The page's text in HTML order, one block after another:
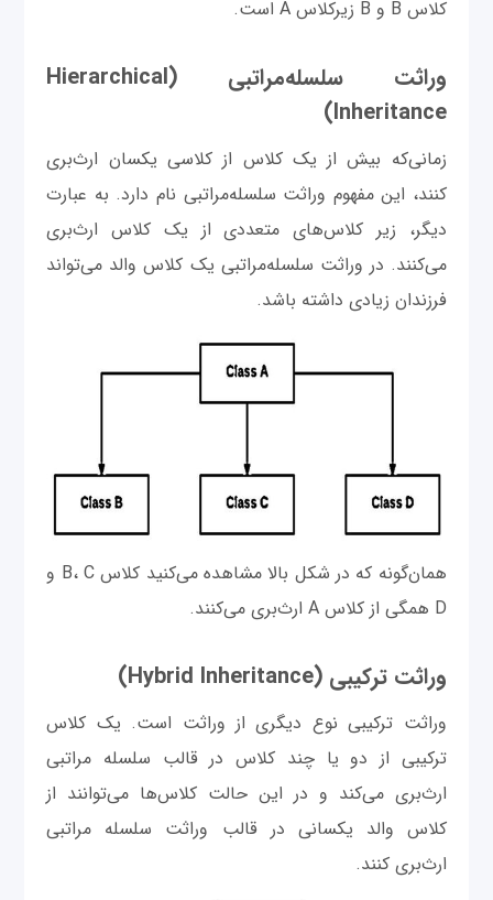
کلاس B و B زیرکلاس A است.
وراثت سلسله‌مراتبی (Hierarchical
Inheritance)
زمانی‌که بیش از یک کلاس از کلاسی یکسان ارث‌بری
کنند، این مفهوم وراثت سلسله‌مراتبی نام دارد. به عبارت
دیگر، زیر کلاس‌های متعددی از یک کلاس ارث‌بری
می‌کنند. در وراثت سلسله‌مراتبی یک کلاس والد می‌تواند
فرزندان زیادی داشته باشد.
‌همان‌گونه که در شکل بالا مشاهده می‌کنید کلاس B، C و
D همگی از کلاس A ارث‌بری می‌کنند.
وراثت ترکیبی (Hybrid Inheritance)
وراثت ترکیبی نوع دیگری از وراثت است. یک کلاس
ترکیبی از دو یا چند کلاس در قالب سلسله مراتبی
ارث‌بری می‌کند و در این حالت کلاس‌ها می‌توانند از
کلاس والد یکسانی در قالب وراثت سلسله مراتبی
ارث‌بری کنند.